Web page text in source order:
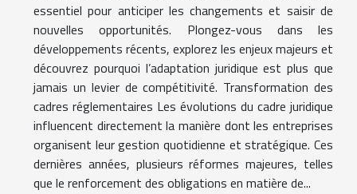
essentiel pour anticiper les changements et saisir de
nouvelles opportunités. Plongez-vous dans les
développements récents, explorez les enjeux majeurs et
découvrez pourquoi l’adaptation juridique est plus que
jamais un levier de compétitivité. Transformation des
cadres réglementaires Les évolutions du cadre juridique
influencent directement la manière dont les entreprises
organisent leur gestion quotidienne et stratégique. Ces
dernières années, plusieurs réformes majeures, telles
que le renforcement des obligations en matière de...